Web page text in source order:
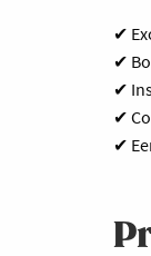
✔
✔
✔
✔
✔